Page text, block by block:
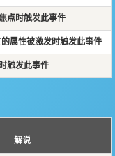
点时触发此事件
属性被激发时触发此事件
触发此事件
解说